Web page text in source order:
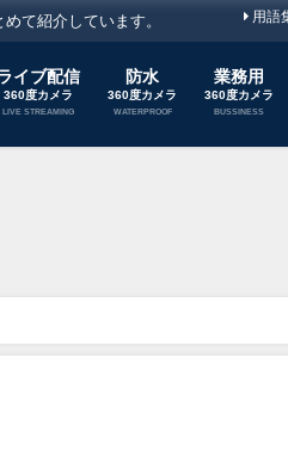
て紹介しています。 用語
イブ配信
360度カメラ
LIVE STREAMING
防水
360度カメラ
WATERPROOF
業務用
360度カメラ
BUSSINESS